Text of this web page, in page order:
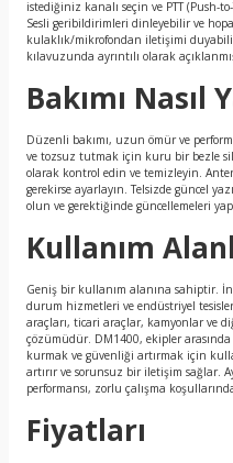
istediğiniz kanalı seçin ve PTT (Push-
Sesli geribildirimleri dinleyebilir ve
kulaklık/mikrofondan iletişimi
kılavuzunda ayrıntılı olarak
Bakımı Nasıl
Düzenli bakımı, uzun ömür ve
ve tozsuz tutmak için kuru bir bezle
olarak kontrol edin ve temizleyin.
gerekirse ayarlayın. Telsizde güncel
olun ve gerektiğinde güncellemeleri
Kullanım
Geniş bir kullanım alanına sahiptir.
durum hizmetleri ve endüstriyel
araçları, ticari araçlar, kamyonlar ve
çözümüdür. DM1400, ekipler
kurmak ve güvenliği artırmak için
artırır ve sorunsuz bir iletişim sağlar.
performansı, zorlu çalışma
Fiyatları